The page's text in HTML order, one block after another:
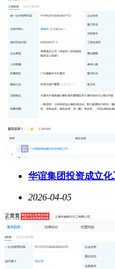
华谊集团投资成立
2026-04-05